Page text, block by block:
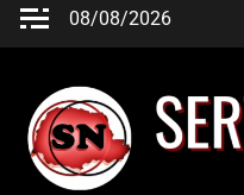
08/08/2026